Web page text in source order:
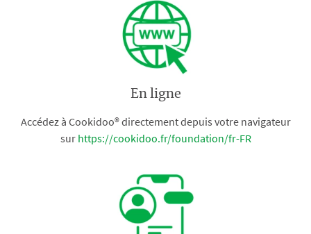
En ligne
Accédez à Cookidoo® directement depuis votre navigateur
sur https://cookidoo.fr/foundation/fr-FR